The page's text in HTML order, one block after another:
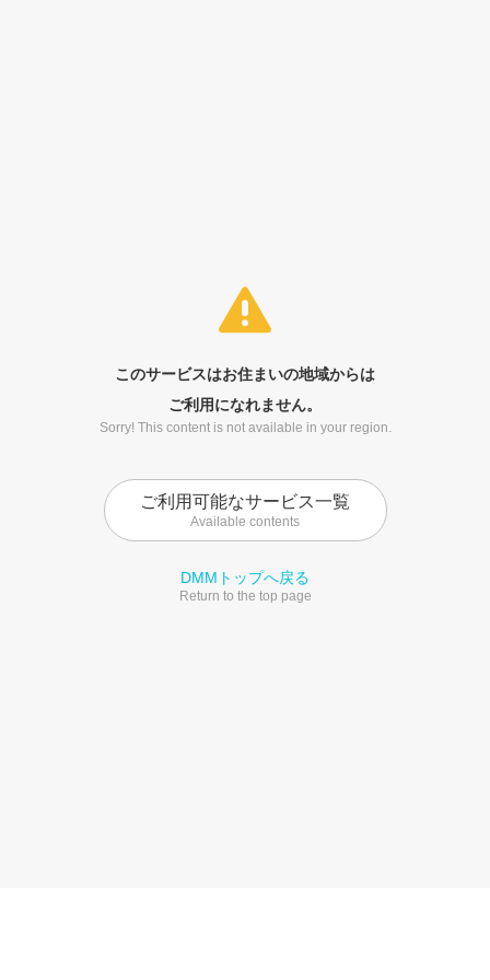
このサービスはお住まいの地域からは
ご利用になれません。
Sorry! This content is not available in your region.
ご利用可能なサービス一覧
Available contents
DMMトップへ戻る
Return to the top page